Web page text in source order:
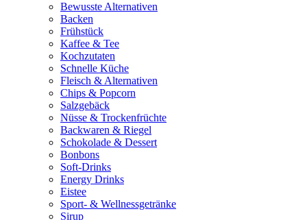
Bewusste Alternativen
Backen
Frühstück
Kaffee & Tee
Kochzutaten
Schnelle Küche
Fleisch & Alternativen
Chips & Popcorn
Salzgebäck
Nüsse & Trockenfrüchte
Backwaren & Riegel
Schokolade & Dessert
Bonbons
Soft-Drinks
Energy Drinks
Eistee
Sport- & Wellnessgetränke
Sirup